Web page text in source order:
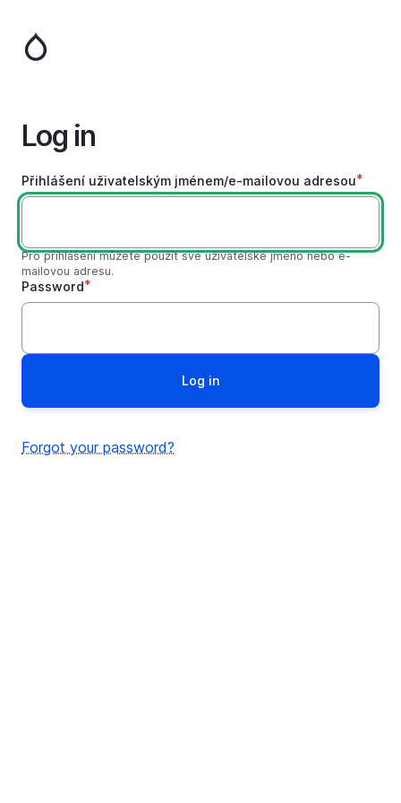
main
Log in
Přihlášení uživatelským jménem/e-mailovou adresou
Pro přihlášení můžete použít své uživatelské jméno nebo e-
mailovou adresu.
Password
Forgot your password?